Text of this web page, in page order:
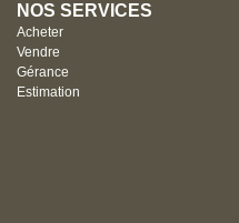
NOS SERVICES
Acheter
Vendre
Gérance
Estimation